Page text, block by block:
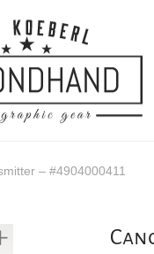
– #4904000411